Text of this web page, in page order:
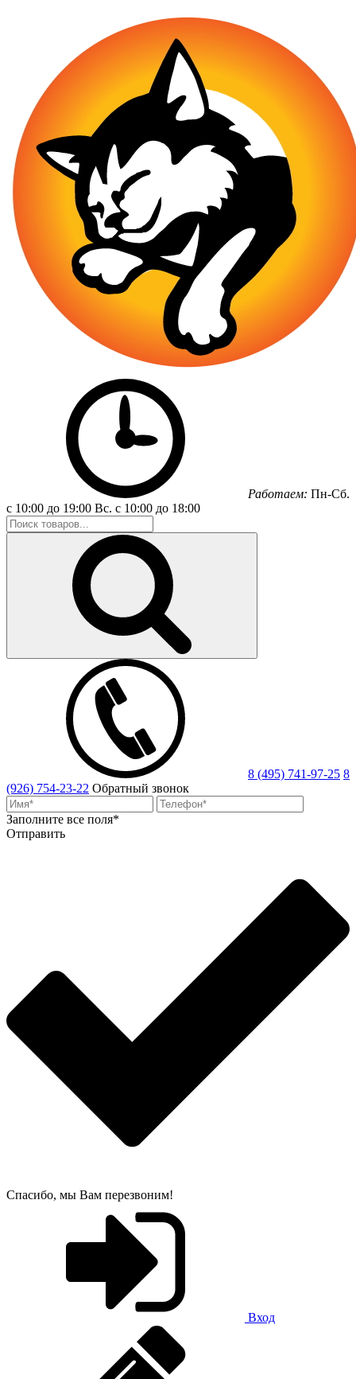
Работаем: Пн-Сб.
с 10:00 до 19:00 Вс. с 10:00 до 18:00
8 (495) 741-97-25 8
(926) 754-23-22 Обратный звонок
Заполните все поля*
Отправить
Спасибо, мы Вам перезвоним!
Вход